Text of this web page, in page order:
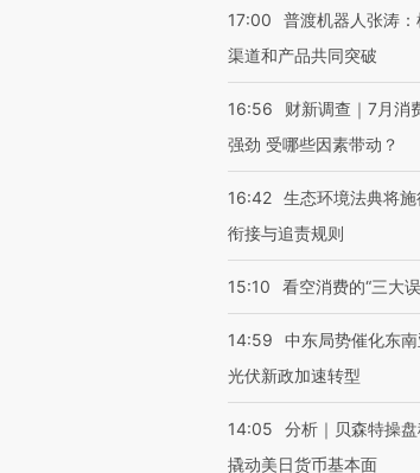
17:00
普渡机器人张涛：
渠道和产品共同突破
16:56
财新调查｜7月消
强劲 受哪些因素带动？
16:42 生态环境法典将
衔接与追责规则
15:10 看空消费的“三大
14:59
中东局势催化东
光伏新政加速转型
14:05
分析｜贝森特操
撬动美日货币基本面